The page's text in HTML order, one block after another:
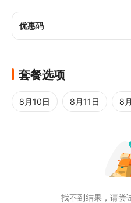
即使在强风或恶劣天气
技术与支援系统，确保
至今已有5万人安全体
在日本滑翔伞联盟（
优惠码
套餐选项
8月10日 8月11日 8
找不到结果，请尝